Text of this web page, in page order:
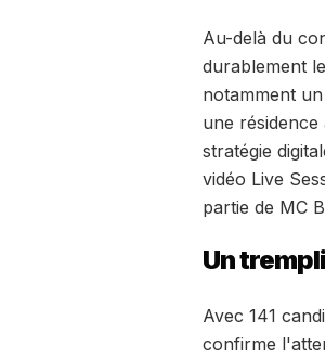
Au-delà du
durablement
notamment
une
stratégie
vidéo Live
partie de MC
Un
Avec 141
confirme